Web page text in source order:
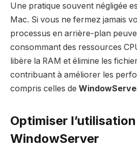
Une pratique souvent négligée
Mac. Si vous ne fermez jamais
processus en arrière-plan
consommant des ressources
libère la RAM et élimine les
contribuant à améliorer les
compris celles de
Optimiser
WindowServer